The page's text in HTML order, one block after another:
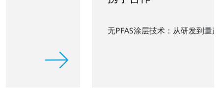
无PFAS涂层技术：从研发到量产的快速落地